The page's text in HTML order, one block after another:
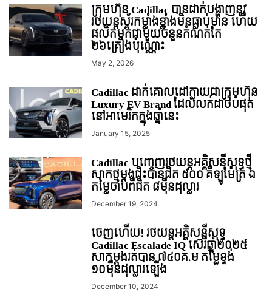
ក្រុមហ៊ុន Cadillac បានដាក់បង្ហាញនូវ
រថយន្តស្ព័រកម្លាំងខ្លាំងមិនធ្លាប់មាន ហើយ
ផលិតមកជាមួយចំនួនកំណត់តែ
២៦គ្រឿងប៉ុណ្ណោះ
May 2, 2026
Cadillac ដាក់គោលដៅ​ក្លាយជា​ក្រុមហ៊ុន
Luxury EV Brand ​ដែល​លក់​ដាច់​បំផុត​
នៅ​អាមេរិក​ក្នុងឆ្នាំនេះ
January 15, 2025
Cadillac បញ្ចេញរថយន្តអគ្គិសនីសុទ្ធថ្មី
សាកថ្មម្តងជិះបានជិត ៥០០ គីឡូម៉ែត្រ ឯ
តម្លៃចាប់ពីជិត ៨មុឺនដុល្លារ
December 19, 2024
ចេញហើយ! រថយន្តអគ្គិសនីសុទ្ធ
Cadillac Escalade IQ ស៊េរីឆ្នាំ២០២៥
សាកម្តងរត់បាន ៧៤០គ.ម តម្លៃខ្ទង់
១០មុឺនដុល្លារឡើង
December 10, 2024